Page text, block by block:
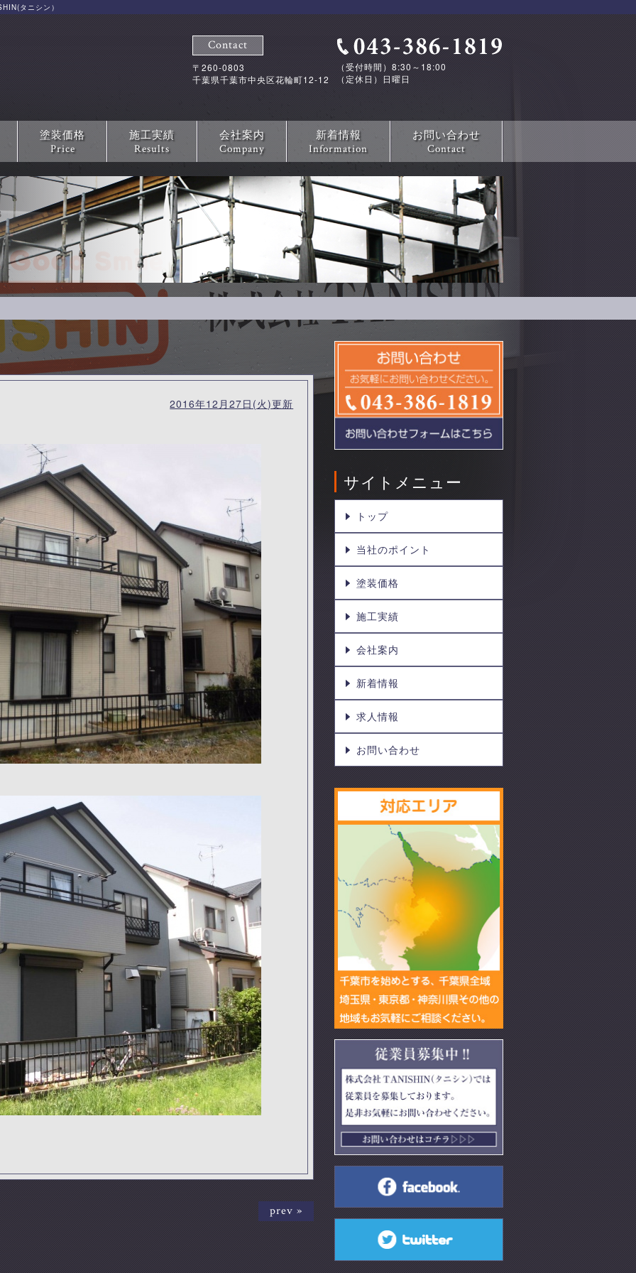
タニシン）
Contact
〒260-0803
千葉県千葉市中央区花輪町12-12
（受付時間）8:30～18:00
（定休日）日曜日
塗装価格
Price
施工実績
Results
会社案内
Company
新着情報
Information
お問い合わせ
Contact
2016年12月27日(火)更新
prev »
サイトメニュー
トップ
当社のポイント
塗装価格
施工実績
会社案内
新着情報
求人情報
お問い合わせ